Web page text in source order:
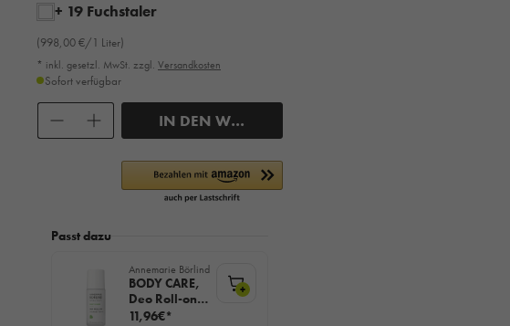
+ 19 Fuchstaler
(998,00 €/1 Liter)
* inkl. gesetzl. MwSt. zzgl. Versandkosten
Sofort verfügbar
IN DEN WARENKORB
Passt dazu
Annemarie Börlind
BODY CARE,
Deo Roll-on,
50ml
11,96€*
+